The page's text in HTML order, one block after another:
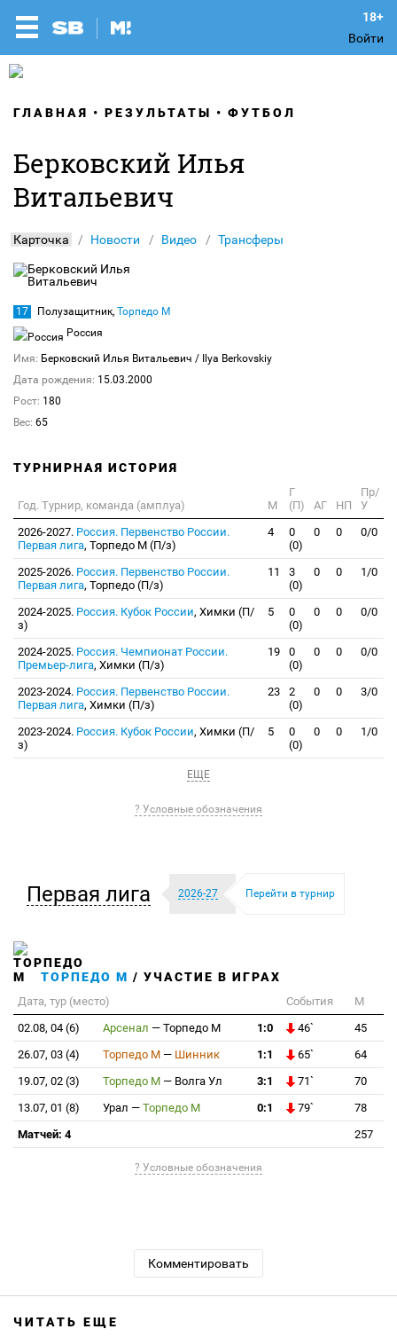
Войти
ГЛАВНАЯ РЕЗУЛЬТАТЫ ФУТБОЛ
Берковский Илья
Витальевич
Карточка Новости Видео Трансферы
17 Полузащитник, Торпедо М
Россия
Имя: Берковский Илья Витальевич / Ilya Berkovskiy
Дата рождения: 15.03.2000
Рост: 180
Вес: 65
ТУРНИРНАЯ ИСТОРИЯ
Год. Турнир, команда (амплуа) М
Г
(П)
АГ НП
Пр/
У
2026-2027. Россия. Первенство России.
Первая лига, Торпедо М (П/з)
4
0
(0)
0 0 0/0
2025-2026. Россия. Первенство России.
Первая лига, Торпедо (П/з)
11
3
(0)
0 0 1/0
2024-2025. Россия. Кубок России, Химки (П/
з)
5
0
(0)
0 0 0/0
2024-2025. Россия. Чемпионат России.
Премьер-лига, Химки (П/з)
19
0
(0)
0 0 0/0
2023-2024. Россия. Первенство России.
Первая лига, Химки (П/з)
23
2
(0)
0 0 3/0
2023-2024. Россия. Кубок России, Химки (П/
з)
5
0
(0)
0 0 1/0
ЕЩЕ
? Условные обозначения
Первая лига 2026-27 Перейти в турнир
ТОРПЕДО М / УЧАСТИЕ В ИГРАХ
Дата, тур (место) События
М
02.08, 04 (6)
Арсенал — Торпедо М 1:0 46`
45
26.07, 03 (4)
Торпедо М — Шинник 1:1 65`
64
19.07, 02 (3)
Торпедо М — Волга Ул 3:1 71`
70
13.07, 01 (8)
Урал — Торпедо М 0:1 79`
78
Матчей: 4
257
? Условные обозначения
Комментировать
ЧИТАТЬ ЕЩЕ